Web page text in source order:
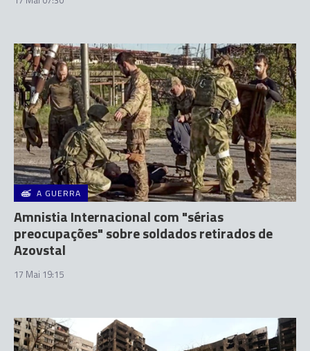
A GUERRA
Amnistia Internacional com "sérias
preocupações" sobre soldados retirados de
Azovstal
17 Mai 19:15